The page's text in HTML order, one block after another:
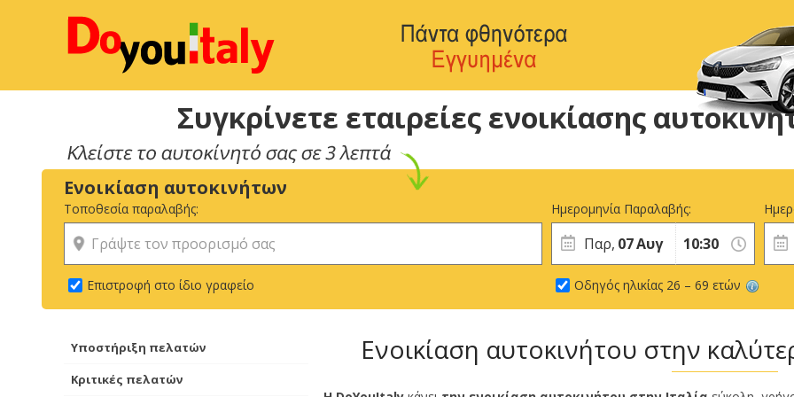
Συγκρίνετε εταιρείες ενοικίασης
Ενοικίαση αυτοκινήτων
Τοποθεσία παραλαβής:
Επιστροφή στο ίδιο γραφείο
Ημερομηνία Παραλαβής:
Παρ, 07Αυγ
Οδηγός ηλικίας 26 – 69 ετών
Υποστήριξη πελατών
Κριτικές πελατών
Ενοικίαση αυτοκινήτου στην